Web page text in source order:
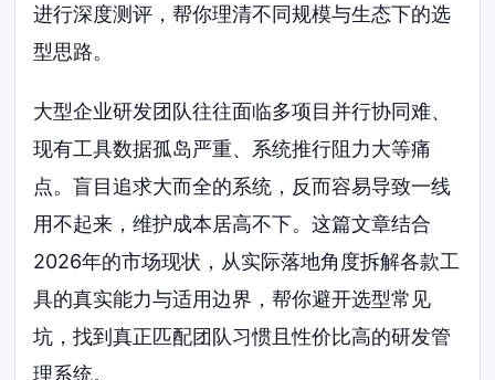
进行深度测评，帮你理清不同规模与生态下的选
型思路。
大型企业研发团队往往面临多项目并行协同难、
现有工具数据孤岛严重、系统推行阻力大等痛
点。盲目追求大而全的系统，反而容易导致一线
用不起来，维护成本居高不下。这篇文章结合
2026年的市场现状，从实际落地角度拆解各款工
具的真实能力与适用边界，帮你避开选型常见
坑，找到真正匹配团队习惯且性价比高的研发管
理系统。